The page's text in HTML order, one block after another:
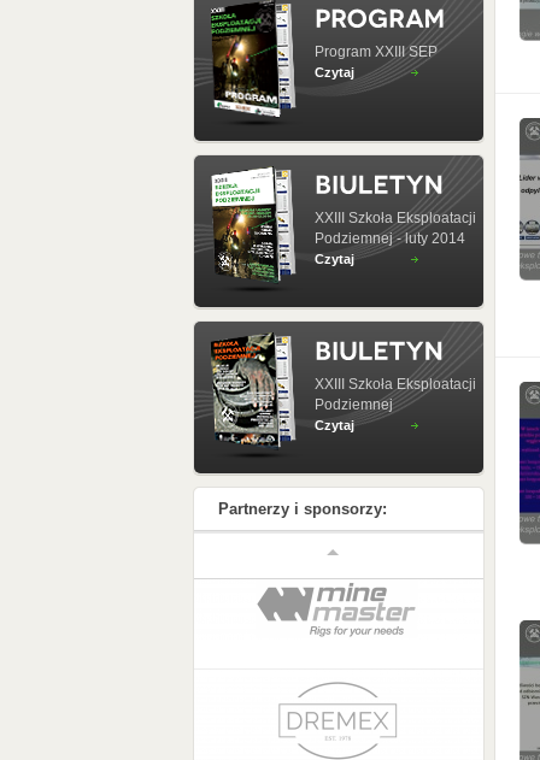
Program XXIII SEP
Czytaj
XXIII Szkoła Eksploatacji
Podziemnej - luty 2014
Czytaj
XXIII Szkoła Eksploatacji
Podziemnej
Czytaj
Partnerzy i sponsorzy: